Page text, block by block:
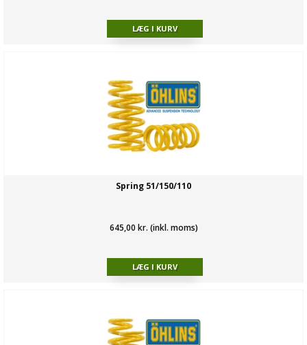
Spring 51/150/110
645,00 kr. (inkl. moms)